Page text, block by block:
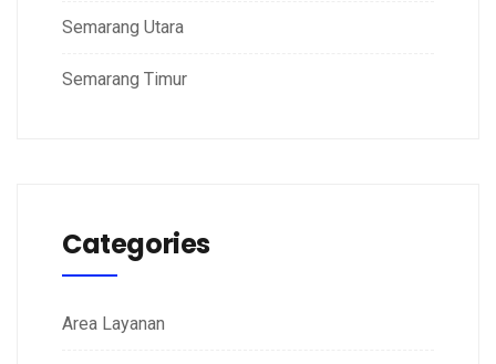
Semarang Utara
Semarang Timur
Categories
Area Layanan